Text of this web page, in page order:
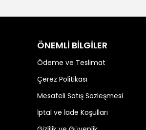
ÖNEMLİ BİLGİLER
Ödeme ve Teslimat
Çerez Politikası
Mesafeli Satış Sözleşmesi
İptal ve İade Koşulları